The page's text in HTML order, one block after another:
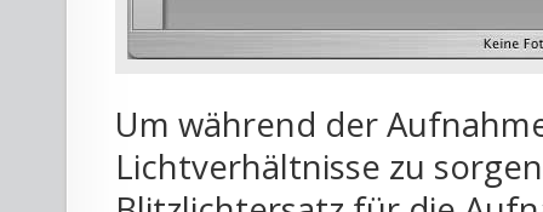
Um während der
Lichtverhältnisse zu